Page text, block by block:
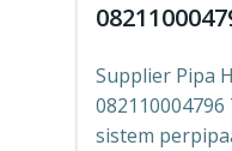
Supplier Pipa
sistem